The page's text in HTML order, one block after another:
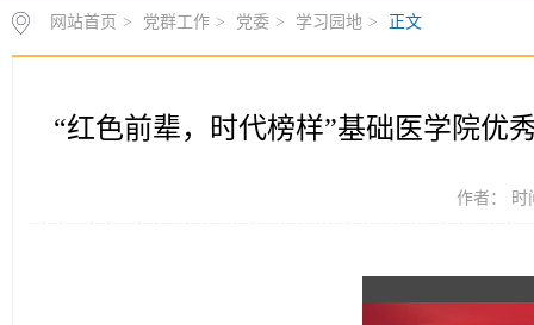
网站首页 > 党群工作 > 党委 > 学习园地 > 正文
“红色前辈，时代榜样”基础医学院
作者： 时